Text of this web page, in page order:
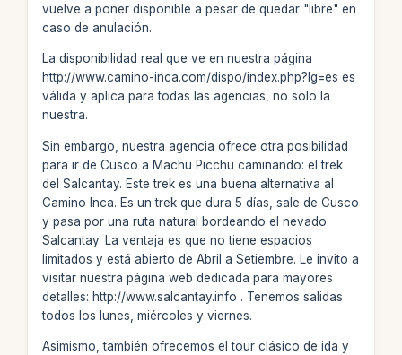
vuelve a poner disponible a pesar de quedar "libre" en
caso de anulación.
La disponibilidad real que ve en nuestra página
http://www.camino-inca.com/dispo/index.php?lg=es es
válida y aplica para todas las agencias, no solo la
nuestra.
Sin embargo, nuestra agencia ofrece otra posibilidad
para ir de Cusco a Machu Picchu caminando: el trek
del Salcantay. Este trek es una buena alternativa al
Camino Inca. Es un trek que dura 5 días, sale de Cusco
y pasa por una ruta natural bordeando el nevado
Salcantay. La ventaja es que no tiene espacios
limitados y está abierto de Abril a Setiembre. Le invito a
visitar nuestra página web dedicada para mayores
detalles: http://www.salcantay.info . Tenemos salidas
todos los lunes, miércoles y viernes.
Asimismo, también ofrecemos el tour clásico de ida y